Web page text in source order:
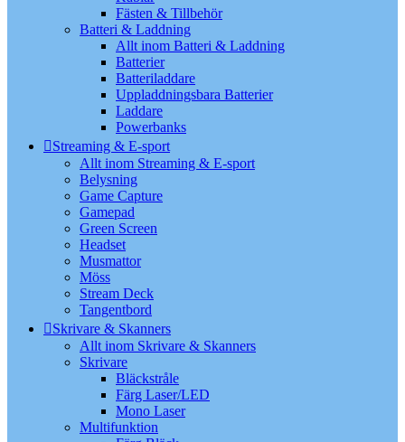
Fästen & Tillbehör
Batteri & Laddning
Allt inom Batteri & Laddning
Batterier
Batteriladdare
Uppladdningsbara Batterier
Laddare
Powerbanks
Streaming & E-sport
Allt inom Streaming & E-sport
Belysning
Game Capture
Gamepad
Green Screen
Headset
Musmattor
Möss
Stream Deck
Tangentbord
Skrivare & Skanners
Allt inom Skrivare & Skanners
Skrivare
Bläckstråle
Färg Laser/LED
Mono Laser
Multifunktion